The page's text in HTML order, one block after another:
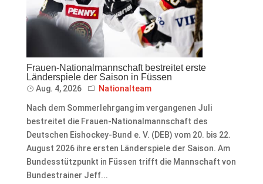
Frauen-Nationalmannschaft bestreitet erste
Länderspiele der Saison in Füssen
Aug. 4, 2026 Nationalteam
Nach dem Sommerlehrgang im vergangenen Juli
bestreitet die Frauen-Nationalmannschaft des
Deutschen Eishockey-Bund e. V. (DEB) vom 20. bis 22.
August 2026 ihre ersten Länderspiele der Saison. Am
Bundesstützpunkt in Füssen trifft die Mannschaft von
Bundestrainer Jeff...